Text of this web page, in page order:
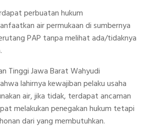
perbuatan hukum
air permukaan di sumbernya
PAP tanpa melihat ada/tidaknya
Tinggi Jawa Barat Wahyudi
lahirnya kewajiban pelaku usaha
air, jika tidak, terdapat ancaman
melakukan penegakan hukum tetapi
dari yang membutuhkan.